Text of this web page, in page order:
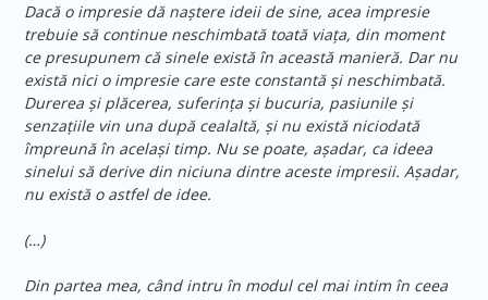
Dacă o impresie dă naștere ideii de sine, acea impresie
trebuie să continue neschimbată toată viața, din moment
ce presupunem că sinele există în această manieră. Dar nu
există nici o impresie care este constantă și neschimbată.
Durerea și plăcerea, suferința și bucuria, pasiunile și
senzațiile vin una după cealaltă, și nu există niciodată
împreună în același timp. Nu se poate, așadar, ca ideea
sinelui să derive din niciuna dintre aceste impresii. Așadar,
nu există o astfel de idee.
(…)
Din partea mea, când intru în modul cel mai intim în ceea